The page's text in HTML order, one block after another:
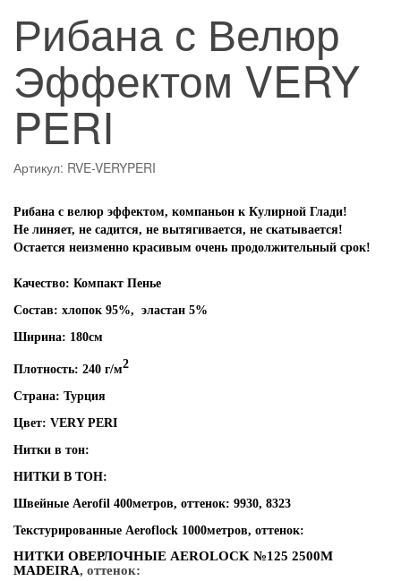
Рибана с Велюр
Эффектом VERY
PERI
Артикул: RVE-VERYPERI
Рибана с велюр эффектом, компаньон к Кулирной Глади!
Не линяет, не садится, не вытягивается, не скатывается!
Остается неизменно красивым очень продолжительный срок!
Качество: Компакт Пенье
Состав: хлопок 95%, эластан 5%
Ширина: 180см
Плотность: 240 г/м2
Страна: Турция
Цвет: VERY PERI
Нитки в тон:
НИТКИ В ТОН:
Швейные Aerofil 400метров, оттенок: 9930, 8323
Текстурированные Aeroflock 1000метров, оттенок:
НИТКИ ОВЕРЛОЧНЫЕ AEROLOCK №125 2500М
MADEIRA, оттенок: